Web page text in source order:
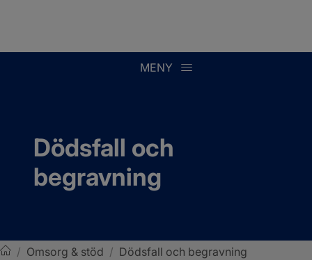
MENY
Dödsfall och
begravning
/ Omsorg & stöd / Dödsfall och begravning